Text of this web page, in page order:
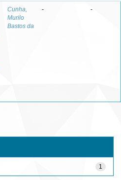
Cunha,
Murilo
Bastos da
- -
1